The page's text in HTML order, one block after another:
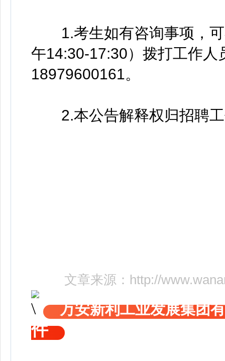
1.考生如有咨询事项，可
午14:30-17:30）拨打工作人
18979600161。
2.本公告解释权归招聘工
文章来源： http://
万安新利工业发展集团
件